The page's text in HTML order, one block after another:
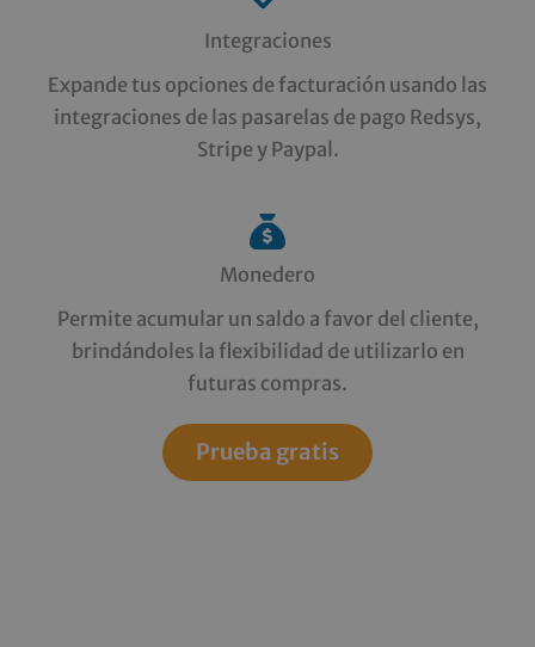
Integraciones
Expande tus opciones de facturación usando las
integraciones de las pasarelas de pago Redsys,
Stripe y Paypal.
Monedero
Permite acumular un saldo a favor del cliente,
brindándoles la flexibilidad de utilizarlo en
futuras compras.
Prueba gratis